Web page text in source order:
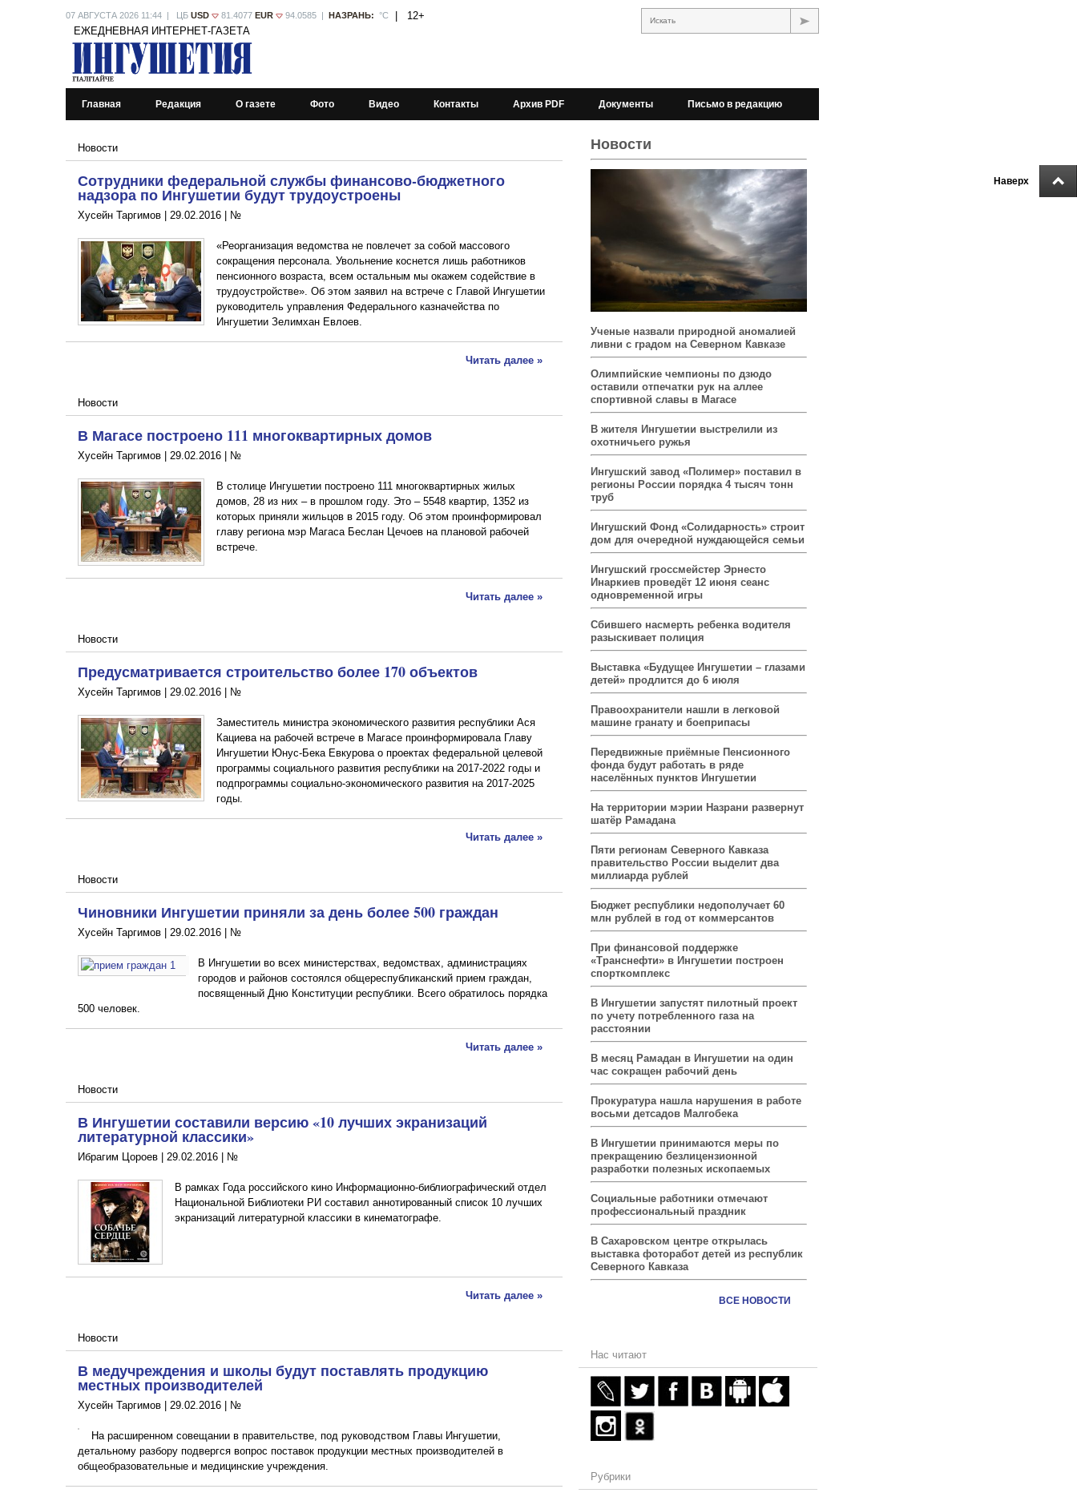
Наверх
07 АВГУСТА 2026 11:44 | ЦБ USD 81.4077 EUR 94.0585 | НАЗРАНЬ: °С 12+ Искать
ЕЖЕДНЕВНАЯ ИНТЕРНЕТ-ГАЗЕТА
Главная Редакция О газете Фото Видео Контакты Архив PDF Документы Письмо в редакцию
Новости
Сотрудники федеральной службы финансово-бюджетного
надзора по Ингушетии будут трудоустроены
Хусейн Таргимов | 29.02.2016 №
«Реорганизация ведомства не повлечет за собой массового
сокращения персонала. Увольнение коснется лишь работников
пенсионного возраста, всем остальным мы окажем содействие в
трудоустройстве». Об этом заявил на встрече с Главой Ингушетии
руководитель управления Федерального казначейства по
Ингушетии Зелимхан Евлоев.
Читать далее »
Новости
В Магасе построено 111 многоквартирных домов
Хусейн Таргимов | 29.02.2016 №
В столице Ингушетии построено 111 многоквартирных жилых
домов, 28 из них – в прошлом году. Это – 5548 квартир, 1352 из
которых приняли жильцов в 2015 году. Об этом проинформировал
главу региона мэр Магаса Беслан Цечоев на плановой рабочей
встрече.
Читать далее »
Новости
Предусматривается строительство более 170 объектов
Хусейн Таргимов | 29.02.2016 | №
Заместитель министра экономического развития республики Ася
Кациева на рабочей встрече в Магасе проинформировала Главу
Ингушетии Юнус-Бека Евкурова о проектах федеральной целевой
программы социального развития республики на 2017-2022 годы и
подпрограммы социально-экономического развития на 2017-2025
годы.
Читать далее »
Новости
Чиновники Ингушетии приняли за день более 500 граждан
Хусейн Таргимов | 29.02.2016 | №
В Ингушетии во всех министерствах, ведомствах, администрациях
городов и районов состоялся общереспубликанский прием граждан,
посвященный Дню Конституции республики. Всего обратилось порядка
500 человек.
Читать далее »
Новости
В Ингушетии составили версию «10 лучших экранизаций
литературной классики»
Ибрагим Цороев | 29.02.2016 | №
В рамках Года российского кино Информационно-библиографический отдел
Национальной Библиотеки РИ составил аннотированный список 10 лучших
экранизаций литературной классики в кинематографе.
Читать далее »
Новости
В медучреждения и школы будут поставлять продукцию
местных производителей
Хусейн Таргимов | 29.02.2016 | №
На расширенном совещании в правительстве, под руководством Главы Ингушетии,
детальному разбору подвергся вопрос поставок продукции местных производителей в
общеобразовательные и медицинские учреждения.
Новости
Ученые назвали природной аномалией
ливни с градом на Северном Кавказе
Олимпийские чемпионы по дзюдо
оставили отпечатки рук на аллее
спортивной славы в Магасе
В жителя Ингушетии выстрелили из
охотничьего ружья
Ингушский завод «Полимер» поставил в
регионы России порядка 4 тысяч тонн
труб
Ингушский Фонд «Солидарность» строит
дом для очередной нуждающейся семьи
Ингушский гроссмейстер Эрнесто
Инаркиев проведёт 12 июня сеанс
одновременной игры
Сбившего насмерть ребенка водителя
разыскивает полиция
Выставка «Будущее Ингушетии – глазами
детей» продлится до 6 июля
Правоохранители нашли в легковой
машине гранату и боеприпасы
Передвижные приёмные Пенсионного
фонда будут работать в ряде
населённых пунктов Ингушетии
На территории мэрии Назрани развернут
шатёр Рамадана
Пяти регионам Северного Кавказа
правительство России выделит два
миллиарда рублей
Бюджет республики недополучает 60
млн рублей в год от коммерсантов
При финансовой поддержке
«Транснефти» в Ингушетии построен
спорткомплекс
В Ингушетии запустят пилотный проект
по учету потребленного газа на
расстоянии
В месяц Рамадан в Ингушетии на один
час сокращен рабочий день
Прокуратура нашла нарушения в работе
восьми детсадов Малгобека
В Ингушетии принимаются меры по
прекращению безлицензионной
разработки полезных ископаемых
Социальные работники отмечают
профессиональный праздник
В Сахаровском центре открылась
выставка фоторабот детей из республик
Северного Кавказа
ВСЕ НОВОСТИ
Нас читают
Рубрики